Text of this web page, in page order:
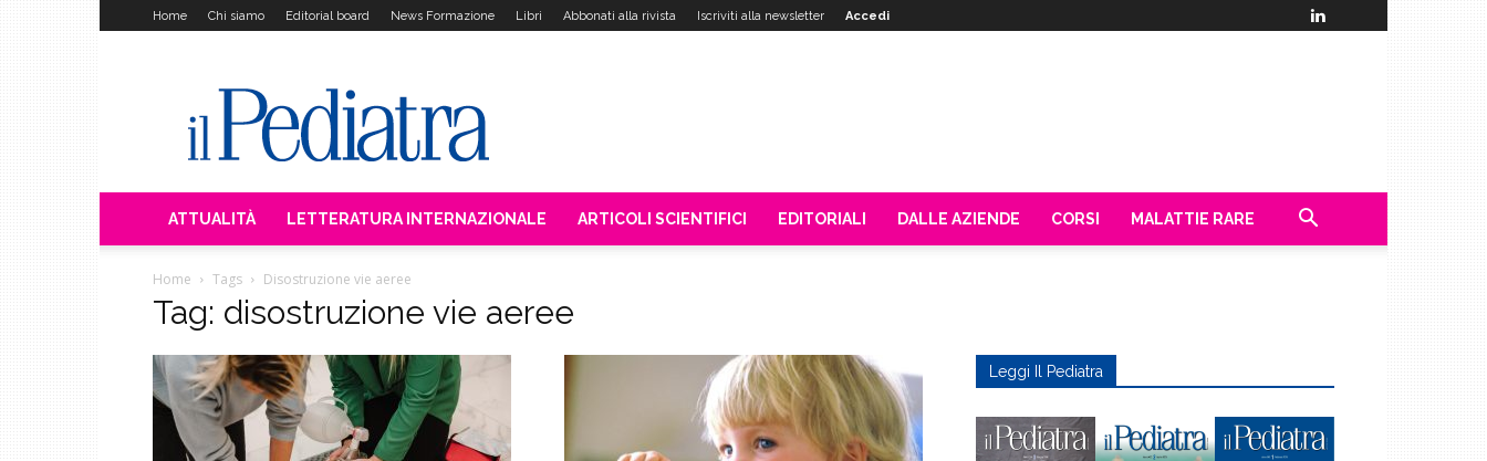
Home Chi siamo Editorial board News Formazione Libri Abbonati alla rivista Iscriviti alla newsletter Accedi
Pediatra
ATTUALITÀ LETTERATURA INTERNAZIONALE ARTICOLI SCIENTIFICI EDITORIALI DALLE AZIENDE CORSI MALATTIE RARE
Home Tags Disostruzione vie aeree
Tag: disostruzione vie aeree
Leggi Il Pediatra